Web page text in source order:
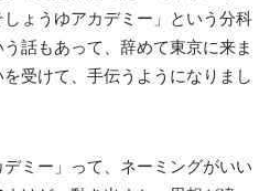
ょうゆアカデミー」という分科
話もあって、辞めて東京に来ま
受けて、手伝うようになりまし
ミー」って、ネーミングがいい